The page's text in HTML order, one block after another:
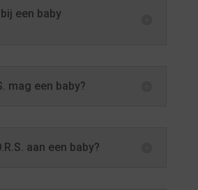
een baby
mag een baby?
aan een baby?